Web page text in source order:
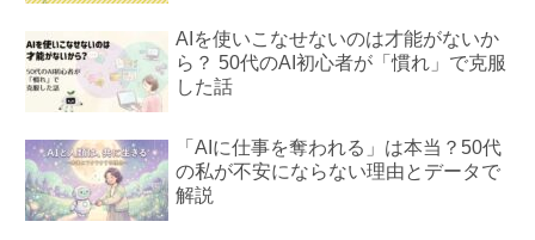
AIを使いこなせないのは才能がないか
ら？ 50代のAI初心者が「慣れ」で克服
した話
「AIに仕事を奪われる」は本当？50代
の私が不安にならない理由とデータで
解説